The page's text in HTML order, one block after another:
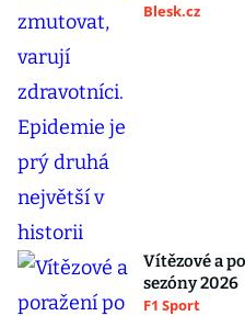
Blesk.cz
Vítězové a
sezóny 2026
F1 Sport